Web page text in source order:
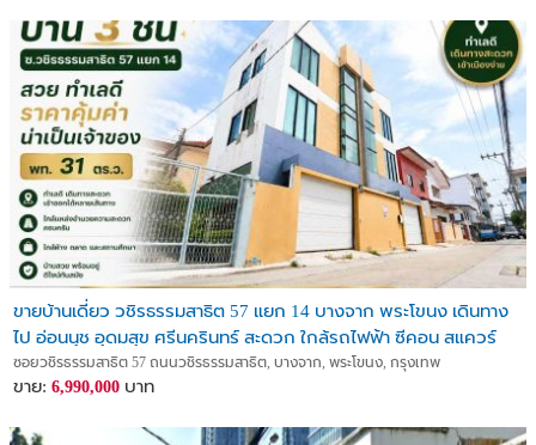
ขายบ้านเดี่ยว วชิรธรรมสาธิต 57 แยก 14 บางจาก พระโขนง เดินทาง
ไป อ่อนนุช อุดมสุข ศรีนครินทร์ สะดวก ใกล้รถไฟฟ้า ซีคอน สแควร์
ซอยวชิรธรรมสาธิต 57 ถนนวชิรธรรมสาธิต, บางจาก, พระโขนง, กรุงเทพ
ขาย: 6,990,000 บาท